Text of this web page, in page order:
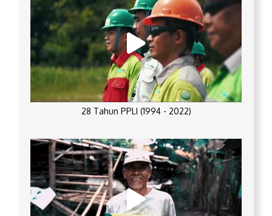
28 Tahun PPLI (1994 - 2022)